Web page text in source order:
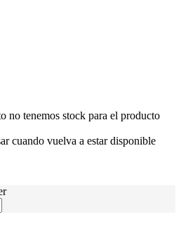
no tenemos stock para el producto
cuando vuelva a estar disponible